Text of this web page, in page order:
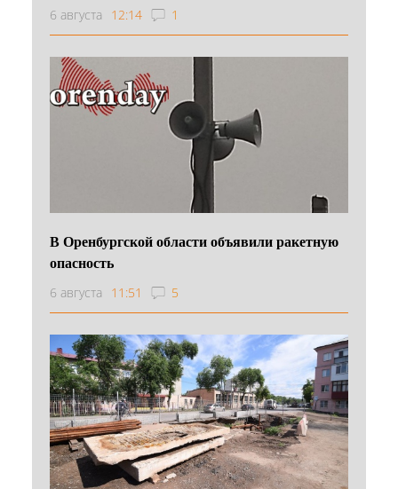
6 августа 12:14 1
В Оренбургской области объявили ракетную
опасность
6 августа 11:51 5